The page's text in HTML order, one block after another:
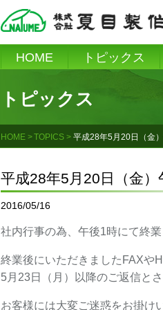
HOME トピックス
トピックス
HOME TOPICS 平成28年5月20日（金
平成28年5月20日（金
2016/05/16
社内行事の為、午後1時にて終業
終業後にいただきましたFAXや
5月23日（月）以降のご返信と
お客様には大変ご迷惑をお掛け